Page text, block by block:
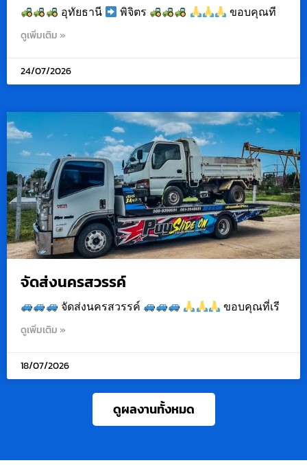
อุทัยธานี พิจิตร ขอบคุณที
ดูเพิ่มเติม »
24/07/2026
จัดส่งนครสวรรค์
จัดส่งนครสวรรค์ ขอบคุณที่เรี
ดูเพิ่มเติม »
18/07/2026
ดูผลงานทั้งหมด